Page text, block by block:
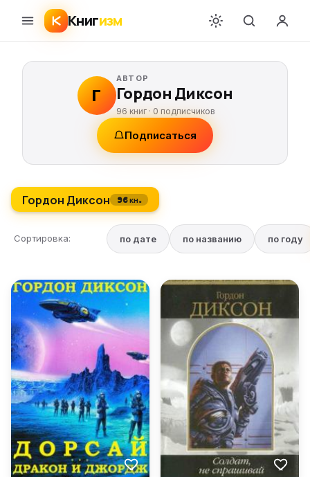
Книгизм
Г
АВТОР
Гордон Диксон
96 книг · 0 подписчиков
Подписаться
Гордон Диксон 96 кн.
Сортировка: по дате по названию по году